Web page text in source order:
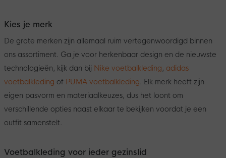
Kies je merk
De grote merken zijn allemaal ruim vertegenwoordigd binnen
ons assortiment. Ga je voor herkenbaar design en de nieuwste
technologieën, kijk dan bij Nike voetbalkleding, adidas
voetbalkleding of PUMA voetbalkleding. Elk merk heeft zijn
eigen pasvorm en materiaalkeuzes, dus het loont om
verschillende opties naast elkaar te bekijken voordat je een
outfit samenstelt.
Voetbalkleding voor ieder gezinslid